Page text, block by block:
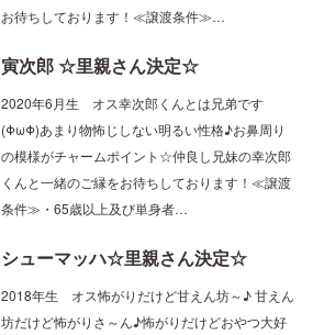
2020年6月生 オス幸次郎くんとは兄弟です
(ΦωΦ)あまり物怖じしない明るい性格♪お鼻周り
の模様がチャームポイント☆仲良し兄妹の幸次郎
くんと一緒のご縁をお待ちしております！≪譲渡
条件≫・65歳以上及び単身者…
2018年生 オス怖がりだけど甘えん坊～♪ 甘えん
坊だけど怖がりさ～ん♪怖がりだけどおやつ大好
き～♪ おやつ大好きだけど怖がりさ～ん♪怖がり